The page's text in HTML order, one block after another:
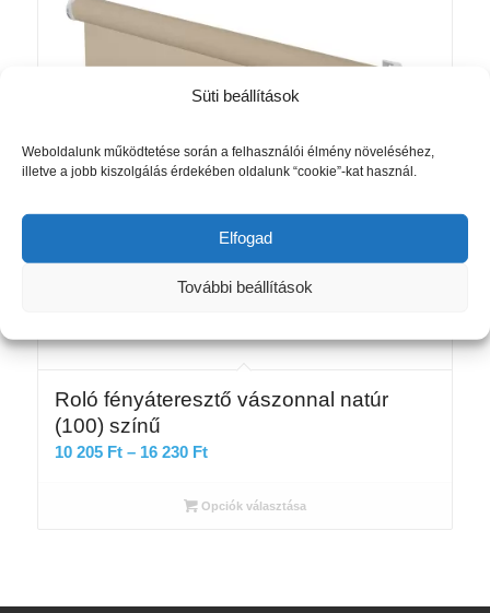
Süti beállítások
Weboldalunk működtetése során a felhasználói élmény növeléséhez,
illetve a jobb kiszolgálás érdekében oldalunk “cookie”-kat használ.
Elfogad
További beállítások
Roló fényáteresztő vászonnal natúr
(100) színű
10 205 Ft – 16 230 FtÁrtartomány:
205 Ft
Opciók választása